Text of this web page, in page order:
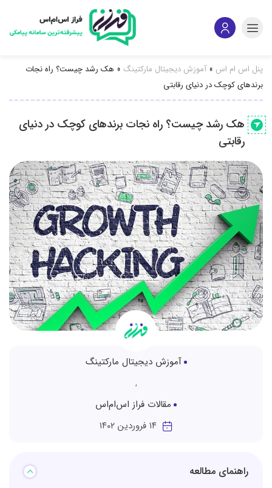
پنل اس ام اس » آموزش دیجیتال مارکتینگ » هک رشد چیست؟ راه نجات
برندهای کوچک در دنیای رقابتی
هک رشد چیست؟ راه نجات برندهای کوچک در دنیای
رقابتی
آموزش دیجیتال مارکتینگ
,
مقالات فراز اس‌ام‌اس
راهنمای مطالعه